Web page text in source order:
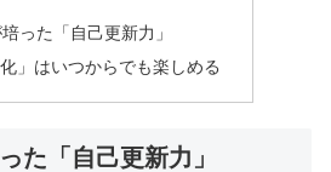
った「自己更新力」
」はいつからでも楽しめる
た「自己更新力」